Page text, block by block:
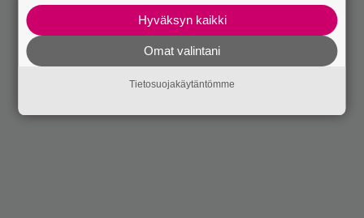
Hyväksyn kaikki
Omat valintani
Tietosuojakäytäntömme